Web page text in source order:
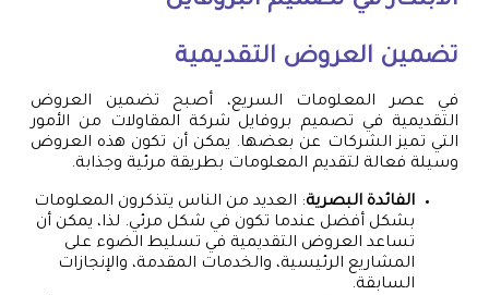
تضمين العروض التقديمية
في عصر المعلومات السريع، أصبح تضمين العروض
التقديمية في تصميم بروفايل شركة المقاولات من الأمور
التي تميز الشركات عن بعضها. يمكن أن تكون هذه العروض
وسيلة فعالة لتقديم المعلومات بطريقة مرئية وجذابة.
الفائدة البصرية: العديد من الناس يتذكرون المعلومات
بشكل أفضل عندما تكون في شكل مرئي. لذا، يمكن أن
تساعد العروض التقديمية في تسليط الضوء على
المشاريع الرئيسية، والخدمات المقدمة، والإنجازات
السابقة.